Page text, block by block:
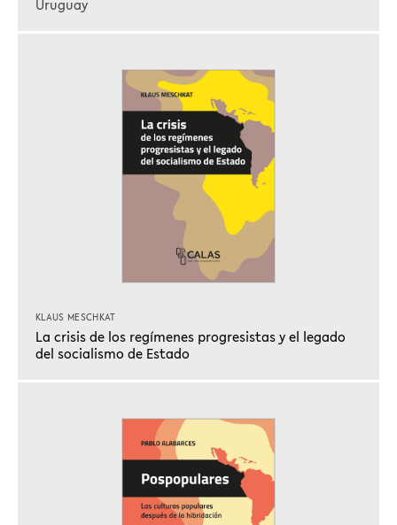
Uruguay
KLAUS MESCHKAT
La crisis de los regímenes progresistas y el legado
del socialismo de Estado